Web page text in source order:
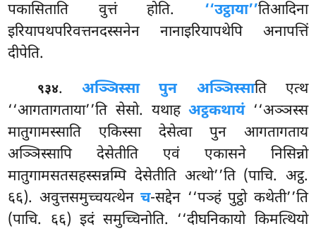
पकासिताति वुत्तं होति. ‘‘उट्ठाया’’तिआदिना
इरियापथपरिवत्तनदस्सनेन नानाइरियापथेपि अनापत्तिं
दीपेति.
९३४.अञ्ञिस्सा पुन अञ्ञिस्साति एत्थ
‘‘आगतागताया’’ति सेसो. यथाहअट्ठकथायं‘‘अञ्ञस्स
मातुगामस्साति एकिस्सा देसेत्वा पुन आगतागताय
अञ्ञिस्सापि देसेतीति एवं एकासने निसिन्नो
मातुगामसतसहस्सन्नम्पि देसेतीति अत्थो’’ति (पाचि. अट्ठ.
६६). अवुत्तसमुच्चयत्थेनच-सद्देन ‘‘पञ्हं पुट्ठो कथेती’’ति
(पाचि. ६६) इदं समुच्चिनोति. ‘‘दीघनिकायो किमत्थियो